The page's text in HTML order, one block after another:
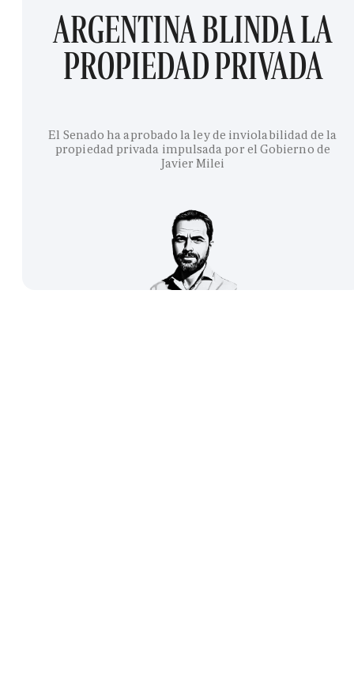
ARGENTINA BLINDA LA
PROPIEDAD PRIVADA
El Senado ha aprobado la ley de inviolabilidad de la
propiedad privada impulsada por el Gobierno de
Javier Milei